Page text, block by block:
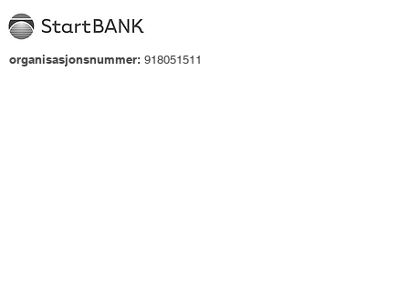
organisasjonsnummer: 918051511